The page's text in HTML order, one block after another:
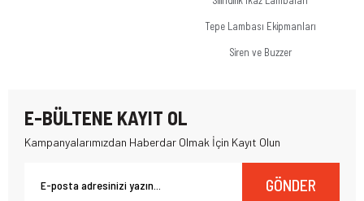
Tepe Lambası Ekipmanları
Siren ve Buzzer
E-BÜLTENE KAYIT OL
Kampanyalarımızdan Haberdar Olmak İçin Kayıt Olun
GÖNDER